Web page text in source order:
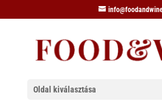
Oldal kiválasztása